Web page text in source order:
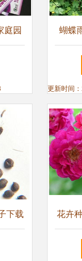
庭园
种
-
蝴蝶
更新时间
下载 花卉
把花